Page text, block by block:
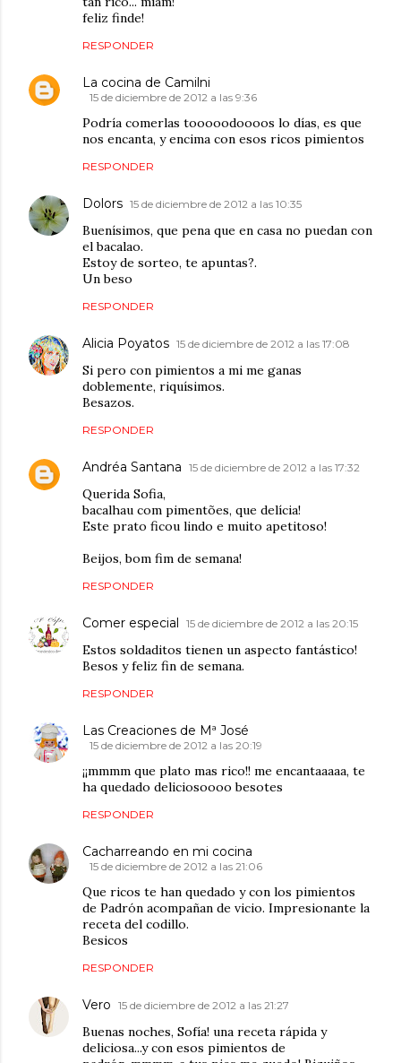
feliz finde!
RESPONDER
La cocina de Camilni
15 de diciembre de 2012 a las 9:36
Podría comerlas tooooodoooos lo días, es que
nos encanta, y encima con esos ricos pimientos
RESPONDER
Dolors 15 de diciembre de 2012 a las 10:35
Buenísimos, que pena que en casa no puedan con
el bacalao.
Estoy de sorteo, te apuntas?.
Un beso
RESPONDER
Alicia Poyatos 15 de diciembre de 2012 a las 17:08
Si pero con pimientos a mi me ganas
doblemente, riquísimos.
Besazos.
RESPONDER
Andréa Santana 15 de diciembre de 2012 a las 17:32
Querida Sofia,
bacalhau com pimentões, que delícia!
Este prato ficou lindo e muito apetitoso!
Beijos, bom fim de semana!
RESPONDER
Comer especial 15 de diciembre de 2012 a las 20:15
Estos soldaditos tienen un aspecto fantástico!
Besos y feliz fin de semana.
RESPONDER
Las Creaciones de Mª José
15 de diciembre de 2012 a las 20:19
¡¡mmmm que plato mas rico!! me encantaaaaa, te
ha quedado deliciosoooo besotes
RESPONDER
Cacharreando en mi cocina
15 de diciembre de 2012 a las 21:06
Que ricos te han quedado y con los pimientos
de Padrón acompañan de vicio. Impresionante la
receta del codillo.
Besicos
RESPONDER
Vero 15 de diciembre de 2012 a las 21:27
Buenas noches, Sofía! una receta rápida y
deliciosa...y con esos pimientos de